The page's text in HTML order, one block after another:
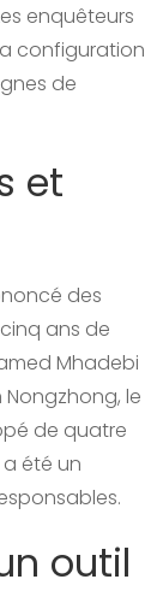
enquêteurs
configuration
de
et
des
ans de
Mhadebi
Nongzhong, le
de quatre
été un
outil